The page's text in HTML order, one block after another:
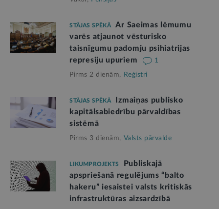
STĀJAS SPĒKĀ
Ar Saeimas lēmumu
varēs atjaunot vēsturisko
taisnīgumu padomju psihiatrijas
represiju upuriem
1
Pirms 2 dienām, Reģistri
STĀJAS SPĒKĀ
Izmaiņas publisko
kapitālsabiedrību pārvaldības
sistēmā
Pirms 3 dienām, Valsts pārvalde
LIKUMPROJEKTS
Publiskajā
apspriešanā regulējums “balto
hakeru” iesaistei valsts kritiskās
infrastruktūras aizsardzībā